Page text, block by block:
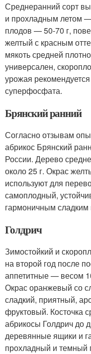
Среднеранний сорт
и прохладным летом
плодов — 50-70 г,
желтый с красным
мякоть средней
универсален,
урожая
суперфосфата.
Брянский ранний
Согласно отзывам
абрикос Брянский
России. Дерево
около 25 г. Окрас
используют для
самоплодный,
гармоничным сладким
Голдрич
Зимостойкий и
на второй год после
аппетитные — весом
Окрас оранжевый со
сладкий, приятный,
фруктовый. Косточка
абрикосы Голдрич до
деревянные ящики и
прохладный и темный